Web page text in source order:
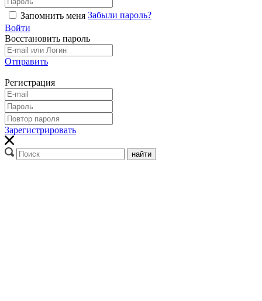
Запомнить меня Забыли пароль?
Войти
Восстановить пароль
Отправить
Регистрация
Зарегистрировать
найти